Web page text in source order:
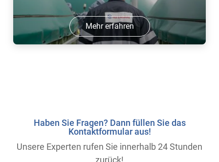
Mehr erfahren
Haben Sie Fragen? Dann füllen Sie das
Kontaktformular aus!
Unsere Experten rufen Sie innerhalb 24 Stunden
zurück!